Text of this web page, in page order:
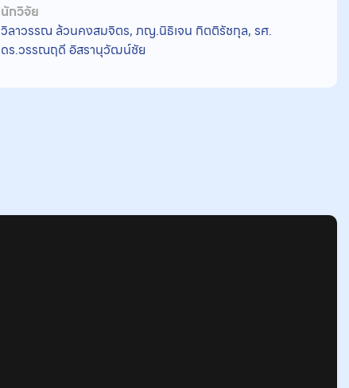
นักวิจัย
วิลาวรรณ ล้วนคงสมจิตร, ภญ.นิธิเจน กิตติรัชกุล, รศ.
ดร.วรรณฤดี อิสรานุวัฒน์ชัย